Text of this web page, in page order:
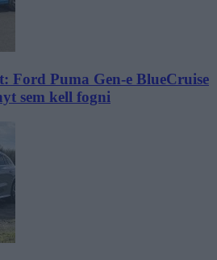
Ford Puma Gen-e BlueCruise
sem kell fogni